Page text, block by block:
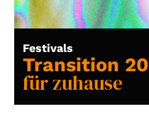
So geht’s
&
Account
Festivals
Transition
für zuhause